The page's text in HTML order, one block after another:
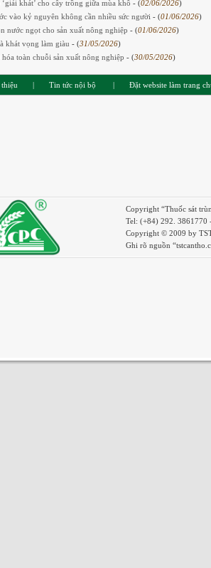
khát’ cho cây trồng giữa mùa khô - (02/06/2026)
vào kỷ nguyên không cần nhiều sức người - (01/06/2026)
nước ngọt cho sản xuất nông nghiệp - (01/06/2026)
khát vọng làm giàu - (31/05/2026)
toàn chuỗi sản xuất nông nghiệp - (30/05/2026)
| Tin tức nội bộ | Đặt website làm trang
Copyright “Thuốc sát
Tel: (+84) 292. 3861770
Copyright © 2009 by
Ghi rõ nguồn